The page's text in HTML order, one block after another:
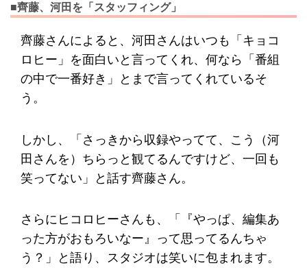
■齊藤、河田を「スタッフィング」
齊藤さんによると、河田さんはいつも「キョコ
ロヒー」を面白いと言ってくれ、何なら「番組
の中で一番好き」とまで言ってくれているそ
う。
しかし、「さっきから収録やってて、こう（河
田さんを）ちらっと観てるんですけど、一回も
笑ってない」と話す齊藤さん。
さらにヒコロヒーさんも、「『やっぱ、編集あ
った方がおもろいなー』って思ってるんちゃ
う？」と語り、スタジオは笑いに包まれます。